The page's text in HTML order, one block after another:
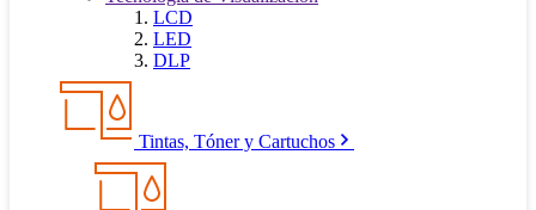
LCD
LED
DLP
Tintas, Tóner y Cartuchos